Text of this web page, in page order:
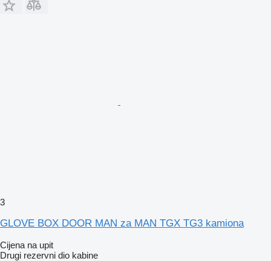
3
GLOVE BOX DOOR MAN za MAN TGX TG3 kamiona
Cijena na upit
Drugi rezervni dio kabine